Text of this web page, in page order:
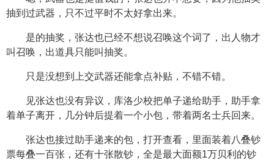
抽到过武器，只不过平时不太好拿出来。
是的抽奖，张达也已经不想说召唤这个词了，出人物才
叫召唤，出道具只能叫抽奖。
只是没想到上交武器还能拿点补贴，不错不错。
见张达也没有异议，库洛少校把单子递给助手，助手拿
着单子离开，几分钟后提着一个小包，带着两名士兵回来。
张达也接过助手递来的包，打开查看，里面装着八叠钞
票每叠一百张，还有十张散钞，全是最大面额1万贝利的钞